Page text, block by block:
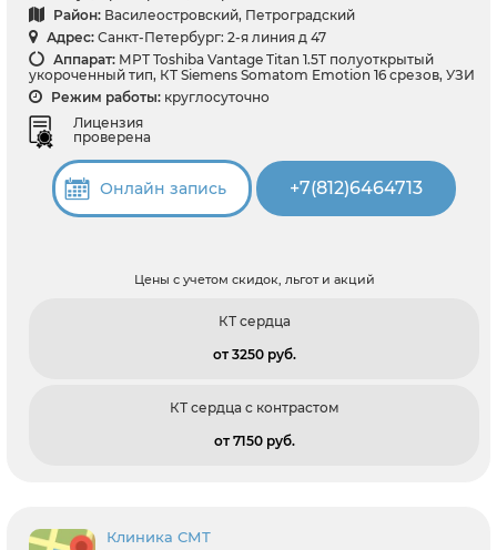
Район: Василеостровский, Петроградский
Адрес: Санкт-Петербург: 2-я линия д 47
Аппарат: МРТ Toshiba Vantage Titan 1.5T полуоткрытый
укороченный тип, КТ Siemens Somatom Emotion 16 срезов, УЗИ
Режим работы: круглосуточно
Лицензия
проверена
Онлайн запись +7(812)6464713
Цены с учетом скидок, льгот и акций
КТ сердца
от 3250 pуб.
КТ сердца c контрастом
от 7150 pуб.
Клиника СМТ